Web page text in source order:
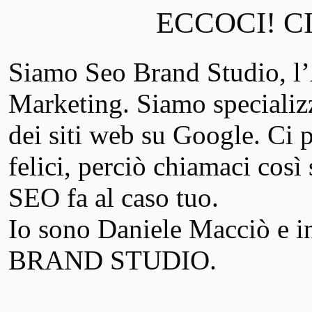
ECCOCI!
Siamo Seo Brand Studio,
Marketing. Siamo
dei siti web su Google. Ci
felici, perciò chiamaci così
SEO fa al caso tuo.
Io sono Daniele Macciò e
BRAND STUDIO.